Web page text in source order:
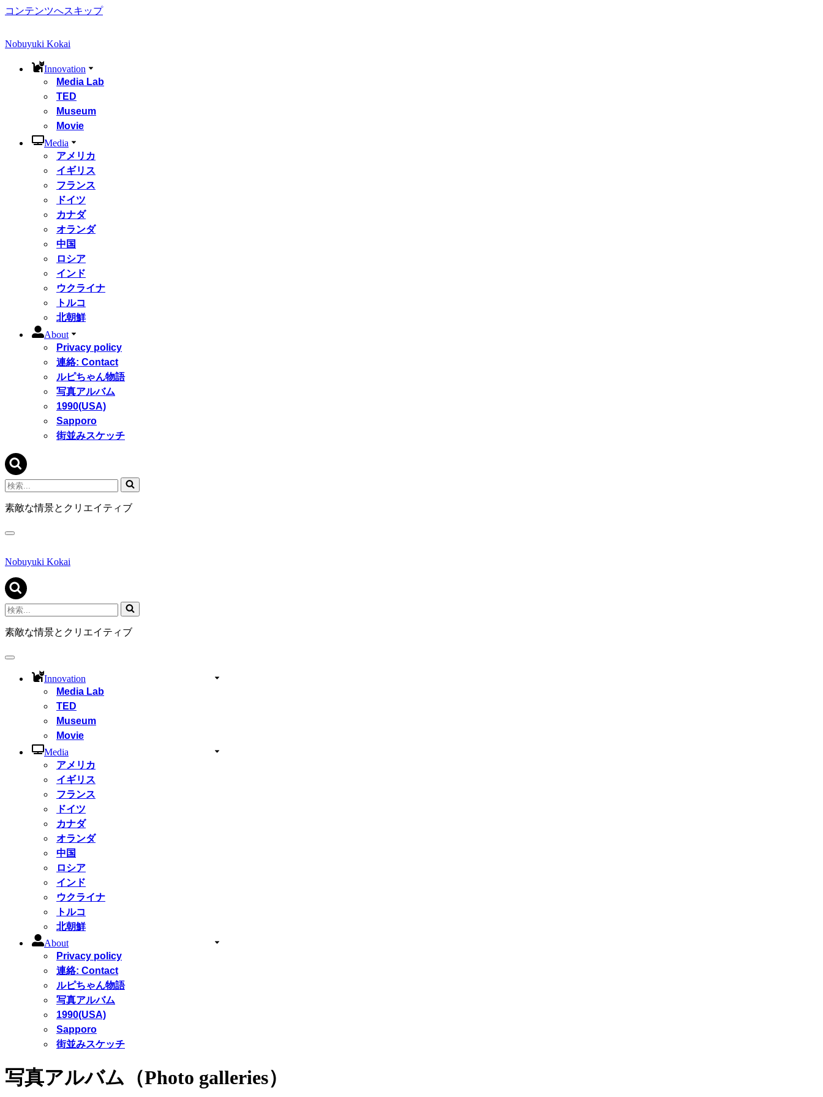
コンテンツへスキップ
Nobuyuki Kokai
Innovation
Media Lab
TED
Museum
Movie
Media
アメリカ
イギリス
フランス
ドイツ
カナダ
オランダ
中国
ロシア
インド
ウクライナ
トルコ
北朝鮮
About
Privacy policy
連絡: Contact
ルピちゃん物語
写真アルバム
1990(USA)
Sapporo
街並みスケッチ
検
索...
素敵な情景とクリエイティブ
ナ
ゲ
シ
ョ
ン
メ
ニ
ュ
Nobuyuki Kokai
検
索...
素敵な情景とクリエイティブ
ナ
Innovation
Media Lab
TED
Museum
Movie
Media
アメリカ
イギリス
フランス
ドイツ
カナダ
オランダ
中国
ロシア
インド
ウクライナ
トルコ
北朝鮮
About
Privacy policy
連絡: Contact
ルピちゃん物語
写真アルバム
1990(USA)
Sapporo
街並みスケッチ
写真アルバム（Photo galleries）